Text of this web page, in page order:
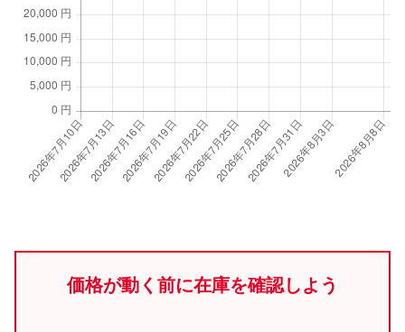
価格が動く前に在庫を確認しよう